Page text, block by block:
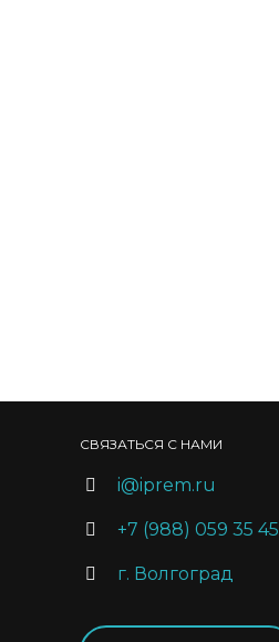
СВЯЗАТЬСЯ С НАМИ
i@iprem.ru
+7 (988) 059 35 45
г. Волгоград